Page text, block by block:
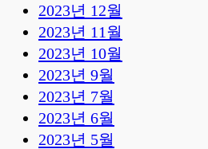
2023년 12월
2023년 11월
2023년 10월
2023년 9월
2023년 7월
2023년 6월
2023년 5월